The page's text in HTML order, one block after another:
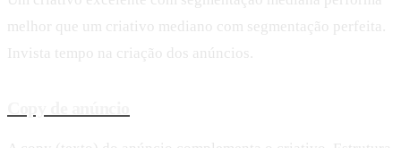
melhor que um criativo mediano com segmentação perfeita.
Invista tempo na criação dos anúncios.